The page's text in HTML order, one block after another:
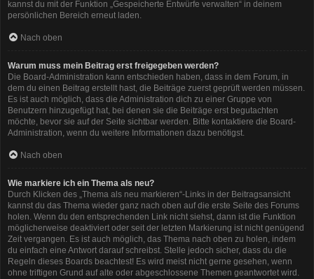
kannst du mit der Funktion „Gespeicherte Entwürfe verwalten“ in deinem
persönlichen Bereich erneut laden.
Nach oben
Warum muss mein Beitrag erst freigegeben werden?
Die Board-Administration kann entschieden haben, dass in dem Forum, in
dem du einen Beitrag erstellt hast, die Beiträge zuerst geprüft werden müssen.
Es ist auch möglich, dass die Administration dich zu einer Gruppe von
Benutzern hinzugefügt hat, bei denen sie die Beiträge erst begutachten
möchte, bevor sie auf der Seite sichtbar werden. Bitte kontaktiere die Board-
Administration, wenn du weitere Informationen dazu benötigst.
Nach oben
Wie markiere ich ein Thema als neu?
Durch Klicken des „Thema als neu markieren“-Links in der Beitragsansicht
kannst du das Thema wieder ganz nach oben auf die erste Seite des Forums
holen. Wenn du den entsprechenden Link nicht siehst, dann ist die Funktion
möglicherweise deaktiviert oder seit der letzten Markierung ist nicht genügend
Zeit vergangen. Es ist auch möglich, das Thema nach oben zu holen, indem
du einfach eine Antwort darauf schreibst. Stelle jedoch sicher, dass du die
Regeln dieses Boards beachtest! Es wird meist nicht gerne gesehen, wenn
ohne triftigen Grund auf alte oder abgeschlossene Themen geantwortet wird.